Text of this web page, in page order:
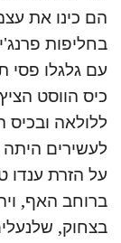
הם כינו את
בחליפות
עם גלגלו פסי
כיס הווסט
ללולאה
לעשירים היתה
על הזרת
ברוחב האף,
בצחוק,